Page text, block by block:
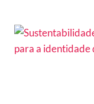
O
É